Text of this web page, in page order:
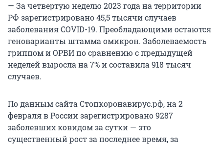
— За четвертую неделю 2023 года на территории
РФ зарегистрировано 45,5 тысячи случаев
заболевания COVID-19. Преобладающими остаются
геноварианты штамма омикрон. Заболеваемость
гриппом и ОРВИ по сравнению с предыдущей
неделей выросла на 7% и составила 918 тысяч
случаев.
По данным сайта Стопкоронавирус.рф, на 2
февраля в России зарегистрировано 9287
заболевших ковидом за сутки — это
существенный рост за последнее время, за